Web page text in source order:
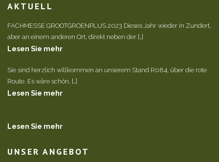
AKTUELL
FACHMESSE GROOTGROENPLUS 2023 Dieses Jahr wieder in Zundert,
aber an einem anderen Ort, direkt neben der […]
Lesen Sie mehr
Sie sind herzlich willkommen an unserem Stand R084, über die rote
Route. Es wäre schön, […]
Lesen Sie mehr
Lesen Sie mehr
UNSER ANGEBOT